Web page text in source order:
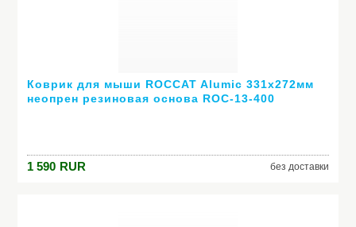
Коврик для мыши ROCCAT Alumic 331x272мм
неопрен резиновая основа ROC-13-400
1 590 RUR без доставки